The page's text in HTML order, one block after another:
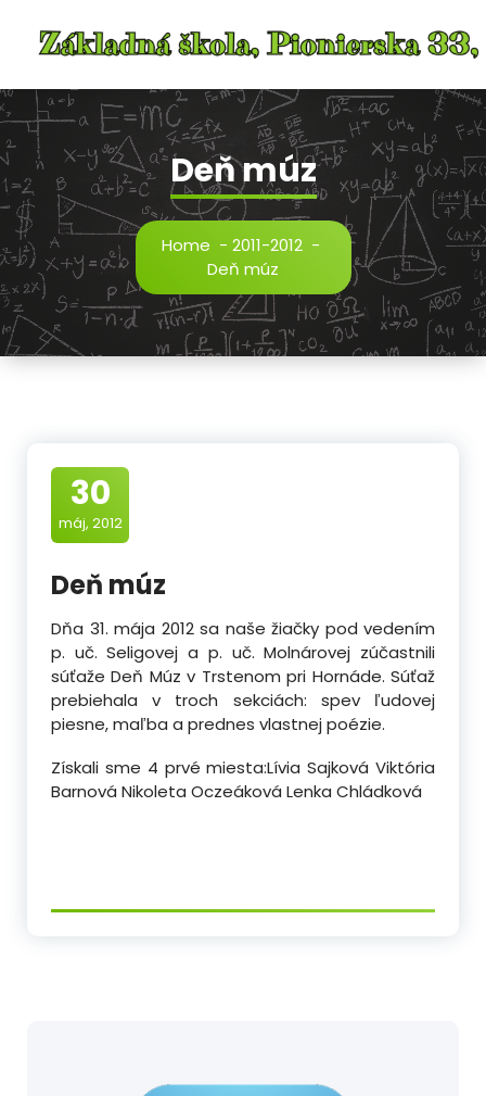
content
Deň múz
Home - 2011-2012 -
Deň múz
30
máj, 2012
Deň múz
Dňa 31. mája 2012 sa naše žiačky pod vedením
p. uč. Seligovej a p. uč. Molnárovej zúčastnili
súťaže Deň Múz v Trstenom pri Hornáde. Súťaž
prebiehala v troch sekciách: spev ľudovej
piesne, maľba a prednes vlastnej poézie.
Získali sme 4 prvé miesta:Lívia Sajková Viktória
Barnová Nikoleta Oczeáková Lenka Chládková